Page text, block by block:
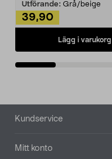
Utförande: Grå/beige
39,90
Lägg i varukorg
Sidfot
Kundservice
Mitt konto